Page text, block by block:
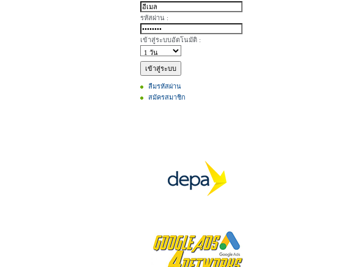
รหัสผ่าน :
เข้าสู่ระบบอัตโนมัติ :
ลืมรหัสผ่าน
สมัครสมาชิก